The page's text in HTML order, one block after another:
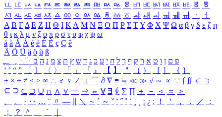
ㅥ ㅦ ㅧ ㅨ ㅩ ㅪ ㅫ ㅬ ㅭ ㅮ ㅯ ㅰ ㅱ ㅲ ㅳ ㅴ ㅵ ㅶ ㅷ ㅸ
ㅹ
ㅺ ㅻ ㅼ ㅽ ㅾ ㅿ ㆀ ㆁ ㆂ ㆃ ㆄ ㆅ ㆆ ㆇ ㆈ ㆉ ㆊ ㆋ ㆌ ㆍ
ㆎ
Α Β ΓΔ Ε Ζ Η Θ Ι ΚΛ Μ Ν Ξ Ο Π Ρ Σ ΤΥ Φ Χ Ψ Ω α β γ δ ε ζ η
θ ι κ λ μ ν ξ ο π ρ σ τ υ φ χ ψ ω
á à Á À é è É È ç Ç ê
Ä Ö Ü ä ö ü ß
ִֶֹ ֻּ ׁׂ פ ם ן ו ט א ר ק ף ך ל ח י ע כ ג ד ש ץ ת צ מ נ ה ב
‘ ’ “ ” 〔 〕 〈 〉 「 」 『 』 【 】 ＂ （ ） ［ ］ ｛ ｝
± × ÷ ≠ ≤ ≥ ∞ ∴ ♂ ♀ ∠ ⊥ ⌒ ∂ ∇ ≡ ≒ ≪ ≫ √ ∽ ∝ ∵ ∫ ∬ ∈ ∋
⊆ ⊇ ⊂ ⊃ ∪ ∩ ∧ ∨ ￢ ⇒ ⇔ ∀ ∃ ∮ ∑ ∏ ＋ － ＜ ＝
＞
、
。 · ‥ … ¨ 〃 ― ＼ ∼ ´ ～ ˇ ˘ ˝ ˚ ˙ ¸ ¡ ¿ ː ！ ＇ ， ． ／
：
；
？ ＾ ｀